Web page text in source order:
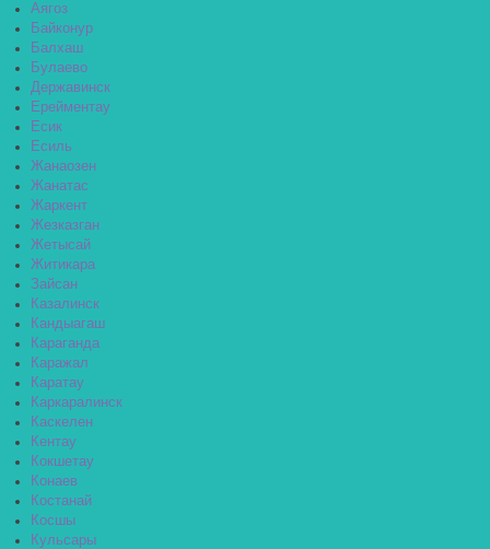
Аягоз
Байконур
Балхаш
Булаево
Державинск
Ерейментау
Есик
Есиль
Жанаозен
Жанатас
Жаркент
Жезказган
Жетысай
Житикара
Зайсан
Казалинск
Кандыагаш
Караганда
Каражал
Каратау
Каркаралинск
Каскелен
Кентау
Кокшетау
Конаев
Костанай
Косшы
Кульсары